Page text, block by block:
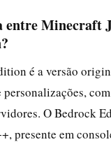
entre Minecraft
é a versão
O Bedrock
presente em